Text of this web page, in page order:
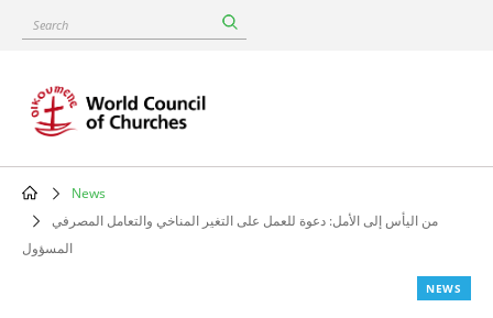
content
Search
Breadcrumb
News
المسؤول
NEWS